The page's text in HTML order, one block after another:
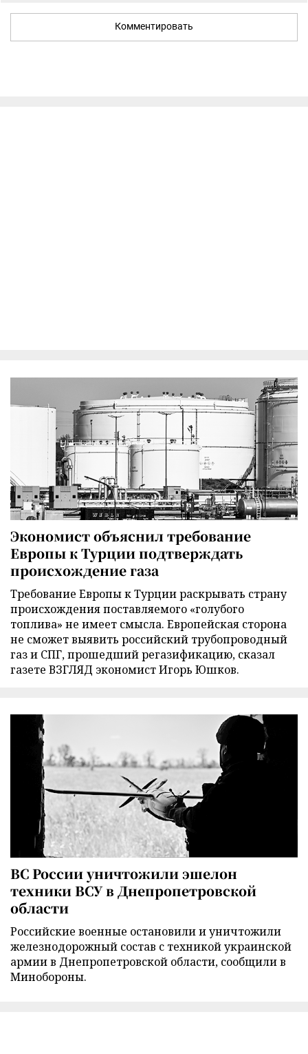
Комментировать
Экономист объяснил требование
Европы к Турции подтверждать
происхождение газа
Требование Европы к Турции раскрывать страну
происхождения поставляемого «голубого
топлива» не имеет смысла. Европейская сторона
не сможет выявить российский трубопроводный
газ и СПГ, прошедший регазификацию, сказал
газете ВЗГЛЯД экономист Игорь Юшков.
ВС России уничтожили эшелон
техники ВСУ в Днепропетровской
области
Российские военные остановили и уничтожили
железнодорожный состав с техникой украинской
армии в Днепропетровской области, сообщили в
Минобороны.